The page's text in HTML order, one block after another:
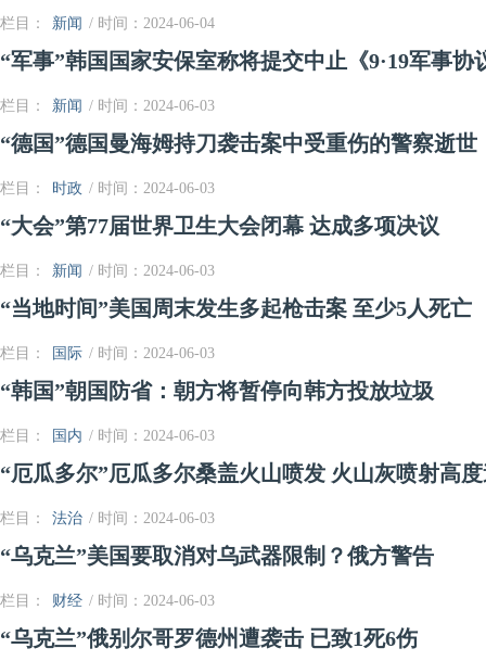
栏目： 新闻 / 时间：2024-06-04
“军事”韩国国家安保室称将提交中止《9·19军事协
栏目： 新闻 / 时间：2024-06-03
“德国”德国曼海姆持刀袭击案中受重伤的警察逝世
栏目： 时政 / 时间：2024-06-03
“大会”第77届世界卫生大会闭幕 达成多项决议
栏目： 新闻 / 时间：2024-06-03
“当地时间”美国周末发生多起枪击案 至少5人死亡
栏目： 国际 / 时间：2024-06-03
“韩国”朝国防省：朝方将暂停向韩方投放垃圾
栏目： 国内 / 时间：2024-06-03
“厄瓜多尔”厄瓜多尔桑盖火山喷发 火山灰喷射高度
栏目： 法治 / 时间：2024-06-03
“乌克兰”美国要取消对乌武器限制？俄方警告
栏目： 财经 / 时间：2024-06-03
“乌克兰”俄别尔哥罗德州遭袭击 已致1死6伤